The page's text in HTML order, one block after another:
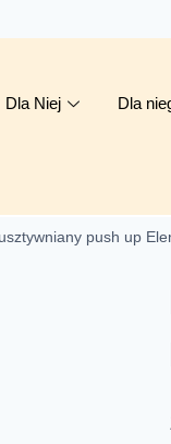
Dla Niej Dla
push up